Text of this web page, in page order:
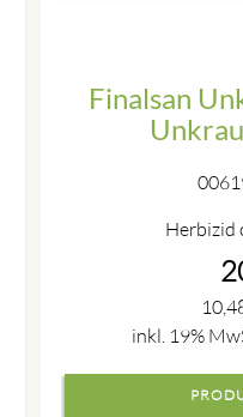
Finalsan
Herbizid
inkl. 19%